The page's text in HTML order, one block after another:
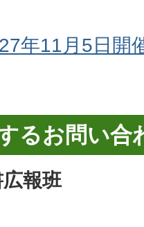
年11月5日開
るお問い合
報班